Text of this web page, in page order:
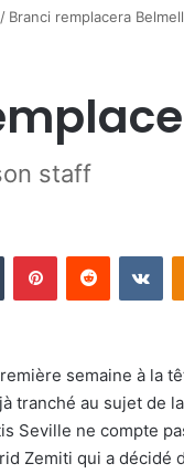
/ Branci remplacera
staff
Tumblr PinterestReddit
semaine à la
tranché au sujet de
Seville ne compte
Zemiti qui a décidé